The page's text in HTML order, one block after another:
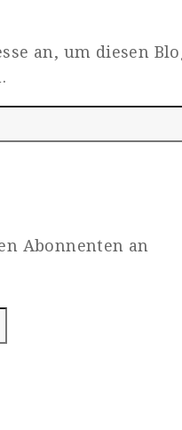
an, um diesen
Abonnenten an